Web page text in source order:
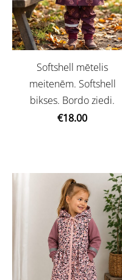
Softshell mētelis
meitenēm. Softshell
bikses. Bordo ziedi.
€18.00